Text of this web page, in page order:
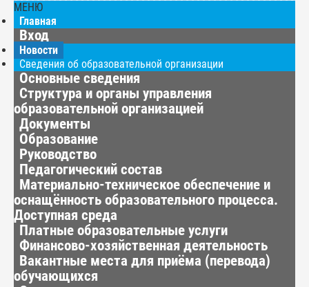
МЕНЮ
Главная
Вход
Новости
Сведения об образовательной организации
Основные сведения
Структура и органы управления
образовательной организацией
Документы
Образование
Руководство
Педагогический состав
Материально-техническое обеспечение и
оснащённость образовательного процесса.
Доступная среда
Платные образовательные услуги
Финансово-хозяйственная деятельность
Вакантные места для приёма (перевода)
обучающихся